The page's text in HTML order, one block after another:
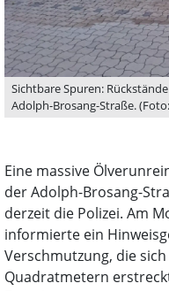
Sichtbare Spuren:
Adolph-Brosang-Straße.
Eine massive
der Adolph-Brosang-
derzeit die Polizei. Am
informierte ein
Verschmutzung, die
Quadratmetern